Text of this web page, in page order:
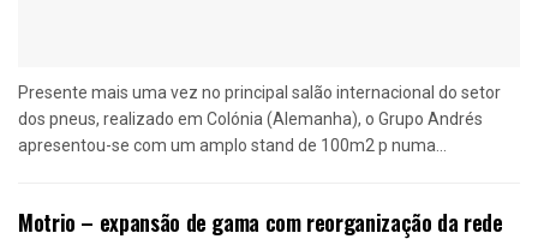
Presente mais uma vez no principal salão internacional do setor
dos pneus, realizado em Colónia (Alemanha), o Grupo Andrés
apresentou-se com um amplo stand de 100m2 p numa...
Motrio – expansão de gama com reorganização da rede